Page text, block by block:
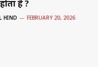
है ?
HIND FEBRUARY 20, 2026